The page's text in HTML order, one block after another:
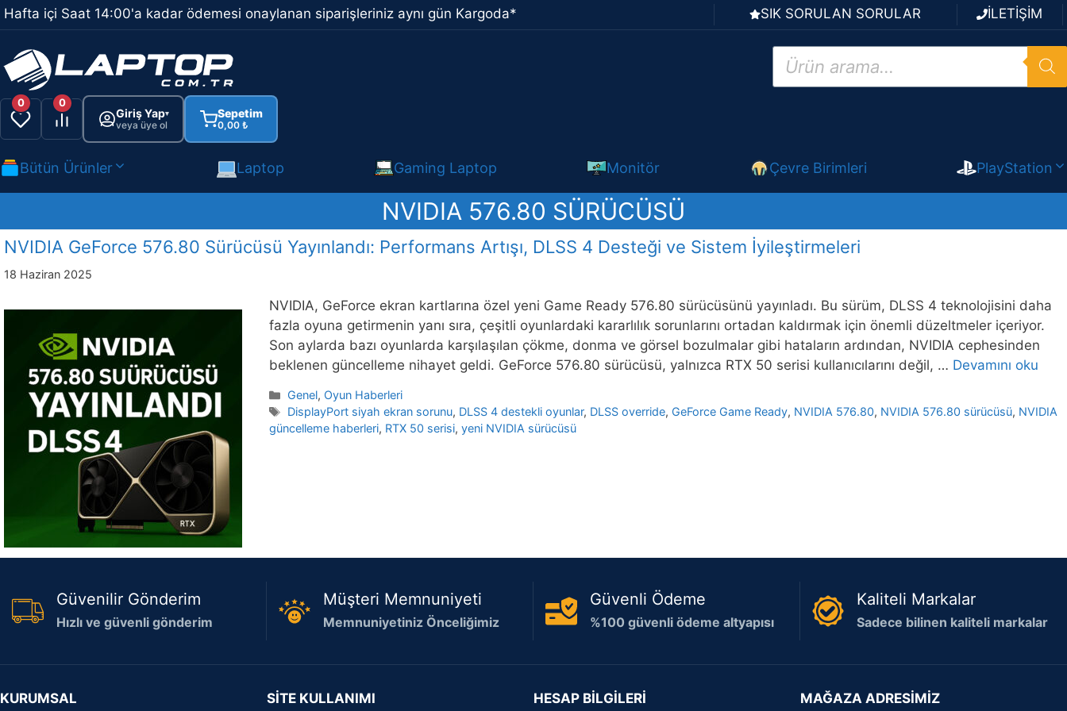
İçeriğe
atla
Hafta içi Saat 14:00'a kadar ödemesi onaylanan siparişleriniz aynı gün Kargoda* SIK SORULAN SORULAR İLETİŞİM
Products
search
0 0
Giriş Yap▾
veya üye ol
Sepetim
0,00 ₺
Bütün Ürünler Laptop Gaming Laptop Monitör Çevre Birimleri PlayStation
NVIDIA 576.80 SÜRÜCÜSÜ
NVIDIA GeForce 576.80 Sürücüsü Yayınlandı: Performans Artışı, DLSS 4 Desteği ve Sistem İyileştirmeleri
18 Haziran 2025
NVIDIA, GeForce ekran kartlarına özel yeni Game Ready 576.80 sürücüsünü yayınladı. Bu sürüm, DLSS 4 teknolojisini daha
fazla oyuna getirmenin yanı sıra, çeşitli oyunlardaki kararlılık sorunlarını ortadan kaldırmak için önemli düzeltmeler içeriyor.
Son aylarda bazı oyunlarda karşılaşılan çökme, donma ve görsel bozulmalar gibi hataların ardından, NVIDIA cephesinden
beklenen güncelleme nihayet geldi. GeForce 576.80 sürücüsü, yalnızca RTX 50 serisi kullanıcılarını değil, … Devamını oku
Kategoriler
Genel, Oyun Haberleri
Etiketler
DisplayPort siyah ekran sorunu, DLSS 4 destekli oyunlar, DLSS override, GeForce Game Ready, NVIDIA 576.80, NVIDIA 576.80 sürücüsü, NVIDIA
güncelleme haberleri, RTX 50 serisi, yeni NVIDIA sürücüsü
Güvenilir Gönderim
Hızlı ve güvenli gönderim
Müşteri Memnuniyeti
Memnuniyetiniz Önceliğimiz
Güvenli Ödeme
%100 güvenli ödeme altyapısı
Kaliteli Markalar
Sadece bilinen kaliteli markalar
KURUMSAL SİTE KULLANIMI HESAP BİLGİLERİ MAĞAZA ADRESİMİZ